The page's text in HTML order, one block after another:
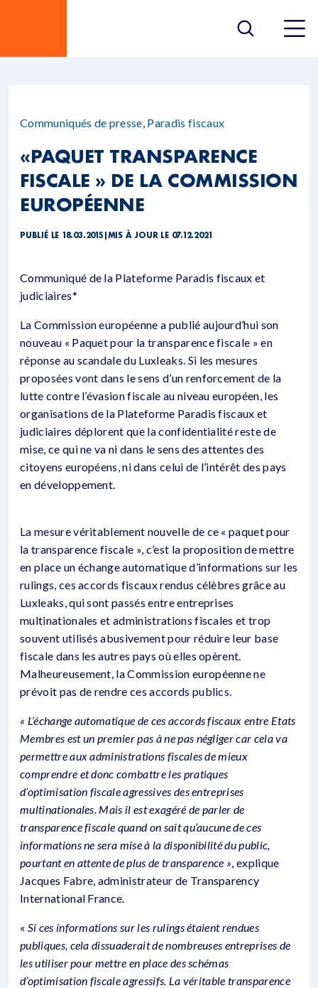
Communiqués de presse, Paradis fiscaux
«PAQUET TRANSPARENCE
FISCALE » DE LA COMMISSION
EUROPÉENNE
PUBLIÉ LE 18.03.2015 MIS À JOUR LE 07.12.2021
Communiqué de la Plateforme Paradis fiscaux et
judiciaires*
La Commission européenne a publié aujourd’hui son
nouveau « Paquet pour la transparence fiscale » en
réponse au scandale du Luxleaks. Si les mesures
proposées vont dans le sens d’un renforcement de la
lutte contre l’évasion fiscale au niveau européen, les
organisations de la Plateforme Paradis fiscaux et
judiciaires déplorent que la confidentialité reste de
mise, ce qui ne va ni dans le sens des attentes des
citoyens européens, ni dans celui de l’intérêt des pays
en développement.
La mesure véritablement nouvelle de ce « paquet pour
la transparence fiscale », c’est la proposition de mettre
en place un échange automatique d’informations sur les
rulings, ces accords fiscaux rendus célèbres grâce au
Luxleaks, qui sont passés entre entreprises
multinationales et administrations fiscales et trop
souvent utilisés abusivement pour réduire leur base
fiscale dans les autres pays où elles opèrent.
Malheureusement, la Commission européenne ne
prévoit pas de rendre ces accords publics.
« L’échange automatique de ces accords fiscaux entre Etats
Membres est un premier pas à ne pas négliger car cela va
permettre aux administrations fiscales de mieux
comprendre et donc combattre les pratiques
d’optimisation fiscale agressives des entreprises
multinationales. Mais il est exagéré de parler de
transparence fiscale quand on sait qu’aucune de ces
informations ne sera mise à la disponibilité du public,
pourtant en attente de plus de transparence », explique
Jacques Fabre, administrateur de Transparency
International France.
« Si ces informations sur les rulings étaient rendues
publiques, cela dissuaderait de nombreuses entreprises de
les utiliser pour mettre en place des schémas
d’optimisation fiscale agressifs. La véritable transparence